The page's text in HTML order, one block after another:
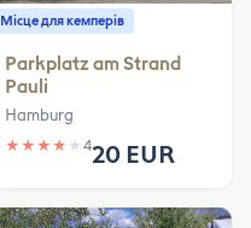
Місце для кемперів
Parkplatz am Strand
Pauli
Hamburg
★ ★ ★ ★ ★ 420 EUR